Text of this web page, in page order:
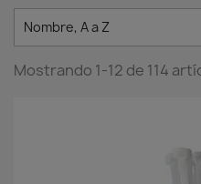
Nombre, A a Z
Mostrando 1-12 de 114